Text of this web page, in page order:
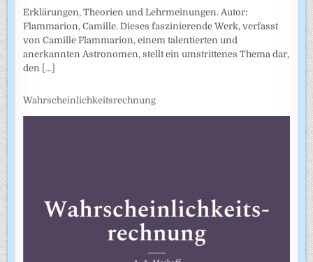
Erklärungen, Theorien und Lehrmeinungen. Autor:
Flammarion, Camille. Dieses faszinierende Werk, verfasst
von Camille Flammarion, einem talentierten und
anerkannten Astronomen, stellt ein umstrittenes Thema dar,
den [...]
Wahrscheinlichkeitsrechnung